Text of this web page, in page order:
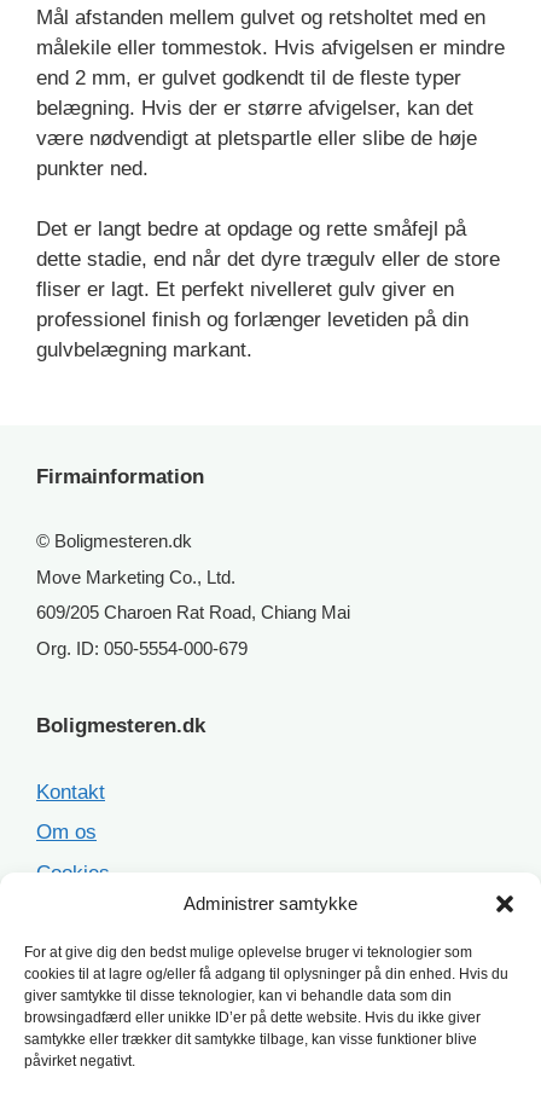
Administrer samtykke
For at give dig den bedst mulige oplevelse bruger vi teknologier som
cookies til at lagre og/eller få adgang til oplysninger på din enhed. Hvis du
giver samtykke til disse teknologier, kan vi behandle data som din
browsingadfærd eller unikke ID’er på dette website. Hvis du ikke giver
samtykke eller trækker dit samtykke tilbage, kan visse funktioner blive
påvirket negativt.
Mål afstanden mellem gulvet og retsholtet med en
målekile eller tommestok. Hvis afvigelsen er mindre
end 2 mm, er gulvet godkendt til de fleste typer
belægning. Hvis der er større afvigelser, kan det
være nødvendigt at pletspartle eller slibe de høje
punkter ned.
Det er langt bedre at opdage og rette småfejl på
dette stadie, end når det dyre trægulv eller de store
fliser er lagt. Et perfekt nivelleret gulv giver en
professionel finish og forlænger levetiden på din
gulvbelægning markant.
Firmainformation
© Boligmesteren.dk
Move Marketing Co., Ltd.
609/205 Charoen Rat Road, Chiang Mai
Org. ID: 050-5554-000-679
Boligmesteren.dk
Kontakt
Om os
Cookies
Populære opgaver
Facaderenovering